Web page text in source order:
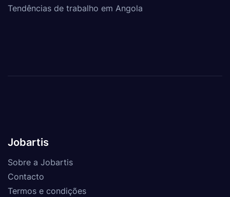
Tendências de trabalho em Angola
Jobartis
Sobre a Jobartis
Contacto
Termos e condições